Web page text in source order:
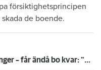
försiktighetsprincipen
de boende.
Sen med hyran 13 gånger – får ändå bo kvar: "Glömde att betala"